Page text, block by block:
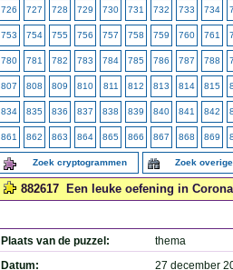
726 727 728 729 730 731 732 733 734
753 754 755 756 757 758 759 760 761
780 781 782 783 784 785 786 787 788
807 808 809 810 811 812 813 814 815
834 835 836 837 838 839 840 841 842
861 862 863 864 865 866 867 868 869
Zoek cryptogrammen Zoek
882617 Een leuke oefening in
Plaats van de puzzel:
thema
Datum:
27 december